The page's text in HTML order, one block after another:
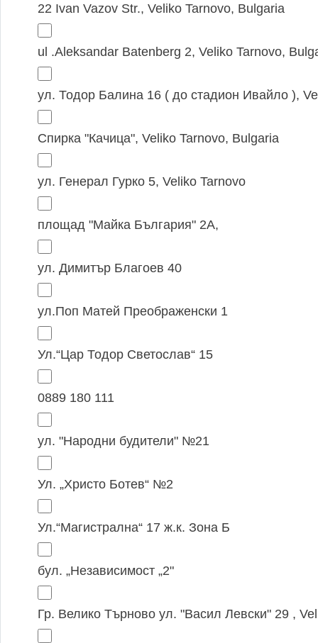
22 Ivan Vazov Str., Veliko Tarnovo, Bulgaria
ul .Aleksandar Batenberg 2, Veliko Tarnovo,
ул. Тодор Балина 16 ( до стадион Ивайло ),
Спирка "Качица", Veliko Tarnovo, Bulgaria
ул. Генерал Гурко 5, Veliko Tarnovo
площад "Майка България" 2А,
ул. Димитър Благоев 40
ул.Поп Матей Преображенски 1
Ул.“Цар Тодор Светослав“ 15
0889 180 111
ул. "Народни будители" №21
Ул. „Христо Ботев“ №2
Ул.“Магистрална“ 17 ж.к. Зона Б
бул. „Независимост „2"
Гр. Велико Търново ул. "Васил Левски" 29 ,